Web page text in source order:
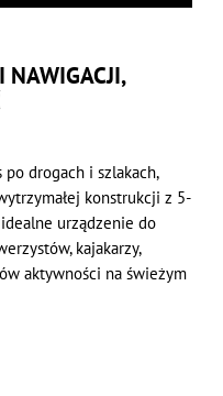
NAWIGACJI,
drogach i szlakach,
konstrukcji z 5-
urządzenie do
kajakarzy,
aktywności na świeżym